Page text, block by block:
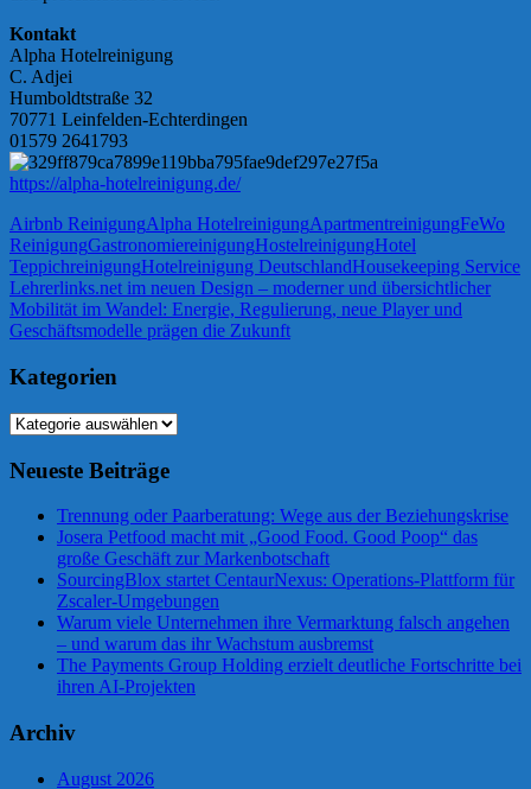
Kontakt
Alpha Hotelreinigung
C. Adjei
Humboldtstraße 32
70771 Leinfelden-Echterdingen
01579 2641793
https://alpha-hotelreinigung.de/
Airbnb ReinigungAlpha HotelreinigungApartmentreinigungFeWo
ReinigungGastronomiereinigungHostelreinigungHotel
TeppichreinigungHotelreinigung DeutschlandHousekeeping Service
Beitragsnavigation
Vorheriger
Beitrag:
Lehrerlinks.net im neuen Design – moderner und übersichtlicher
Nächster
Beitrag:
Mobilität im Wandel: Energie, Regulierung, neue Player und
Geschäftsmodelle prägen die Zukunft
Kategorien
Kategorien
Neueste Beiträge
Trennung oder Paarberatung: Wege aus der Beziehungskrise
Josera Petfood macht mit „Good Food. Good Poop“ das
große Geschäft zur Markenbotschaft
SourcingBlox startet CentaurNexus: Operations-Plattform für
Zscaler-Umgebungen
Warum viele Unternehmen ihre Vermarktung falsch angehen
– und warum das ihr Wachstum ausbremst
The Payments Group Holding erzielt deutliche Fortschritte bei
ihren AI-Projekten
Archiv
August 2026